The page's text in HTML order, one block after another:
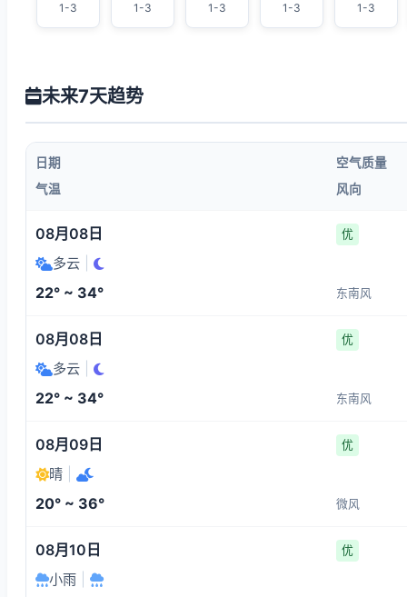
1-3 1-3 1-3 1-3 1-3
未来7天趋势
日期
空气质量
气温
风向
08月08日 优
多云
22° ~ 34° 东南风
08月08日 优
多云
22° ~ 34° 东南风
08月09日 优
晴
20° ~ 36° 微风
08月10日 优
小雨